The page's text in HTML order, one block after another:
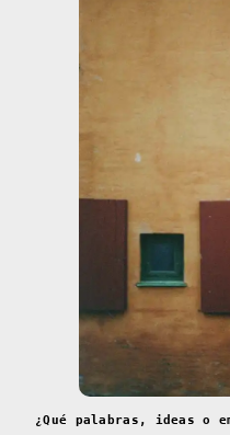
¿Qué palabras, ideas o